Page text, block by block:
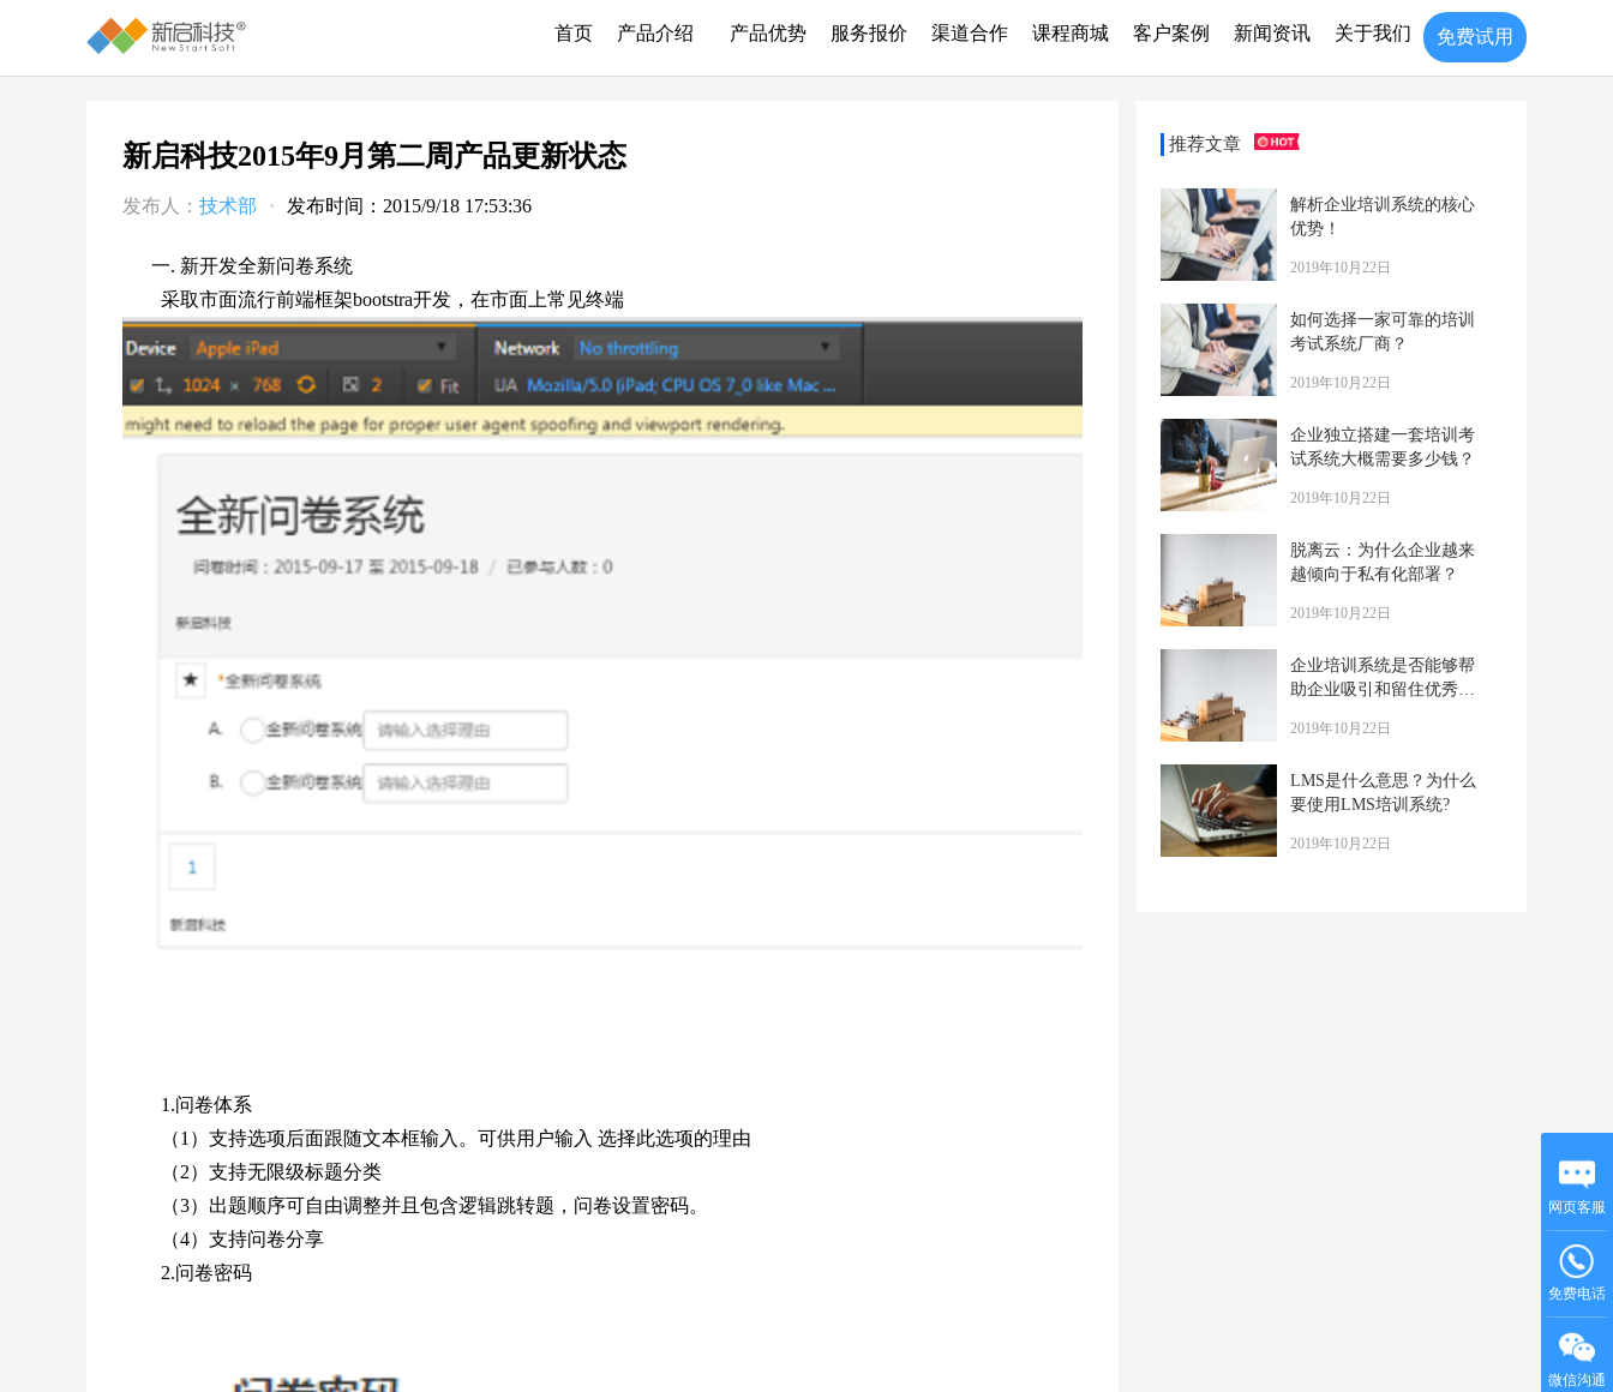
首页 产品介绍 产品优势 服务报价 渠道合作 课程商城 客户案例 新闻资讯 关于我们 免费试用
新启科技2015年9月第二周产品更新状态
发布人： 技术部 · 发布时间：2015/9/18 17:53:36
一. 新开发全新问卷系统
采取市面流行前端框架bootstra开发，在市面上常见终端
1.问卷体系
（1）支持选项后面跟随文本框输入。可供用户输入 选择此选项的理由
（2）支持无限级标题分类
（3）出题顺序可自由调整并且包含逻辑跳转题，问卷设置密码。
（4）支持问卷分享
2.问卷密码
推荐文章
解析企业培训系统的核心
优势！
2019年10月22日
如何选择一家可靠的培训
考试系统厂商？
2019年10月22日
企业独立搭建一套培训考
试系统大概需要多少钱？
2019年10月22日
脱离云：为什么企业越来
越倾向于私有化部署？
2019年10月22日
企业培训系统是否能够帮
助企业吸引和留住优秀人
2019年10月22日
LMS是什么意思？为什么
要使用LMS培训系统?
2019年10月22日
网页客服
免费电话
微信沟通